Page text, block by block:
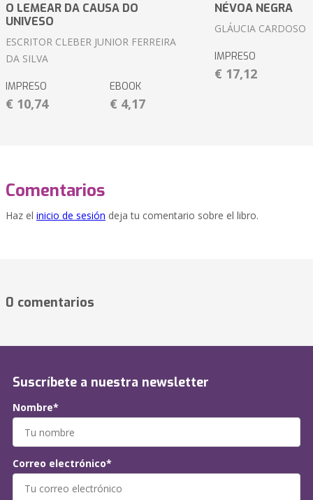
O LEMEAR DA CAUSA DO
UNIVESO
ESCRITOR CLEBER JUNIOR FERREIRA
DA SILVA
IMPRESO
€ 10,74
EBOOK
€ 4,17
NÉVOA NEGRA
GLÁUCIA CARDOSO
IMPRESO
€ 17,12
Comentarios
Haz el inicio de sesión deja tu comentario sobre el libro.
0 comentarios
Suscríbete a nuestra newsletter
Nombre*
Correo electrónico*